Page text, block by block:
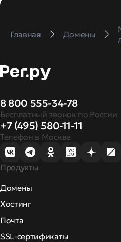
Главная Домены
8 800 555-34-78
Бесплатный звонок по России
+7 (495) 580-11-11
Телефон в Москве
Продукты
Домены
Хостинг
Почта
SSL-сертификаты